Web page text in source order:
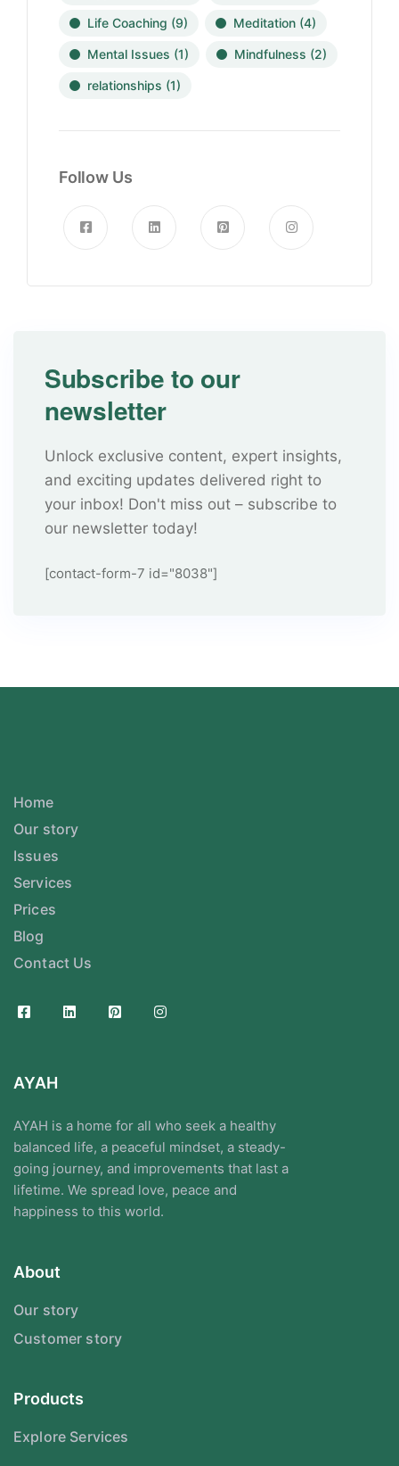
Life Coaching (9) Meditation (4)
Mental Issues (1) Mindfulness (2)
relationships (1)
Follow Us
Subscribe to our
newsletter
Unlock exclusive content, expert insights,
and exciting updates delivered right to
your inbox! Don't miss out – subscribe to
our newsletter today!
[contact-form-7 id="8038"]
Home
Our story
Issues
Services
Prices
Blog
Contact Us
AYAH
AYAH is a home for all who seek a healthy
balanced life, a peaceful mindset, a steady-
going journey, and improvements that last a
lifetime. We spread love, peace and
happiness to this world.
About
Our story
Customer story
Products
Explore Services